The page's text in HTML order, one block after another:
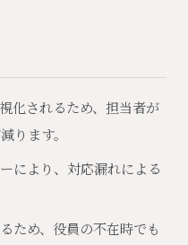
化されるため、担当者が
ります。
により、対応漏れによる
ため、役員の不在時でも